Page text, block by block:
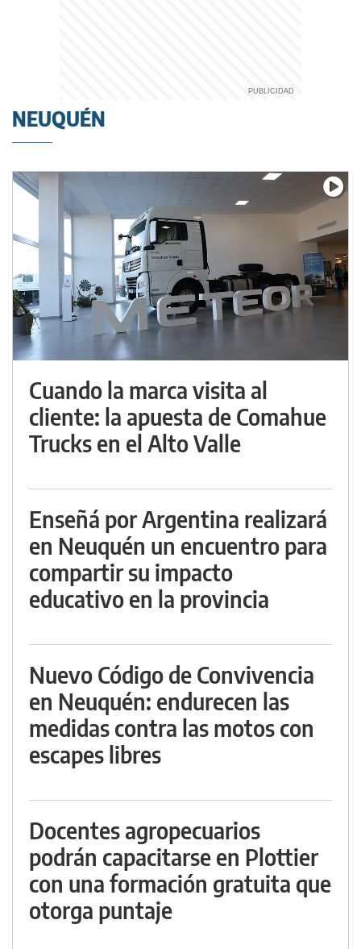
NEUQUÉN
Cuando la marca visita al
cliente: la apuesta de Comahue
Trucks en el Alto Valle
Enseñá por Argentina realizará
en Neuquén un encuentro para
compartir su impacto
educativo en la provincia
Nuevo Código de Convivencia
en Neuquén: endurecen las
medidas contra las motos con
escapes libres
Docentes agropecuarios
podrán capacitarse en Plottier
con una formación gratuita que
otorga puntaje